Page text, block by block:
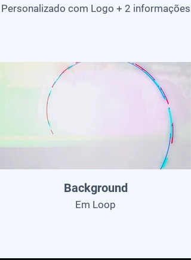
Personalizado com Logo + 2 informações
Background
Em Loop